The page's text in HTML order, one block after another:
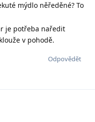
mýdlo něředěné? To
je potřeba naředit
v pohodě.
Odpovědět